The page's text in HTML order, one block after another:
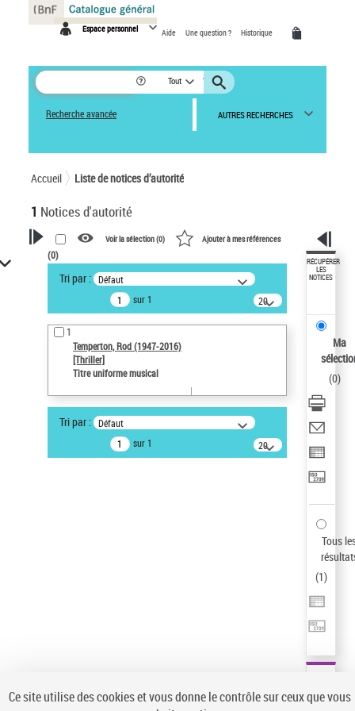
Espace personnel Aide Une question ? Historique
Tout
Recherche avancée AUTRES RECHERCHES
Accueil Liste de notices d’autorité
1 Notices d'autorité
VOTRE RECHERCHE
Recherche avancée dans les
notices d’autorité
Œuvres liées à l'auteur :
Temperton, Rod (1947-2016)
Sauvegarder votre recherche
AFFINER
Type de notice d'autorité
Voir la sélection (0) Ajouter à mes références
(0)
Tri par : Défaut
sur 1
20
résultats/page
1
Temperton, Rod (1947-2016)
[Thriller]
Titre uniforme musical
Tri par : Défaut
sur 1
20
résultats/page
RÉCUPÉRER
LES
NOTICES
Ma
(0)
Tous
(1)
Panneau de gestion des cookies
Ce site utilise des cookies et vous donne le contrôle sur ceux que vous